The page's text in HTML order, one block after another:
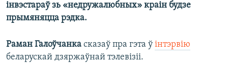
інвэстараў зь «недружалюбных» краін будзе
прымяняцца рэдка.
Раман Галоўчанка сказаў пра гэта ў інтэрвію
беларускай дзяржаўнай тэлевізіі.